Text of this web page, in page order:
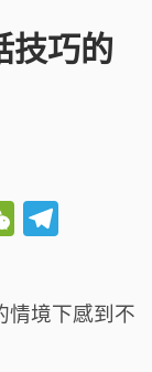
技巧的
W
h g
情境下感到不